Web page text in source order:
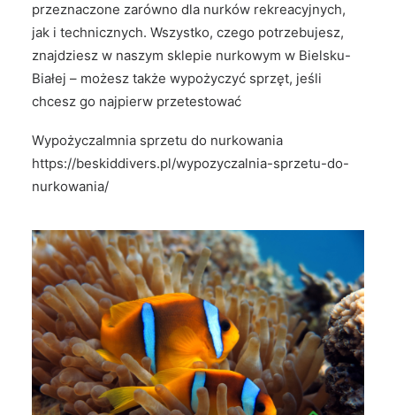
przeznaczone zarówno dla nurków rekreacyjnych,
jak i technicznych. Wszystko, czego potrzebujesz,
znajdziesz w naszym sklepie nurkowym w Bielsku-
Białej – możesz także wypożyczyć sprzęt, jeśli
chcesz go najpierw przetestować
Wypożyczalmnia sprzetu do nurkowania
https://beskiddivers.pl/wypozyczalnia-sprzetu-do-
nurkowania/